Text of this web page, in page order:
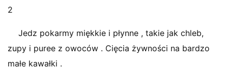
2
Jedz pokarmy miękkie i płynne , takie jak chleb,
zupy i puree z owoców . Cięcia żywności na bardzo
małe kawałki .